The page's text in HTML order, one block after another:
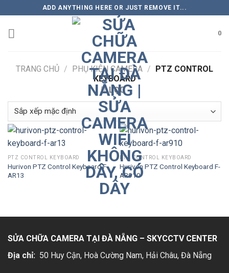
to
content
ADD ANYTHING HERE OR JUST REMOVE IT...
0
TRANG CHỦ / PHỤ KIỆN CAMERA / PTZ CONTROL
KEYBOARD
LỌC
PTZ CONTROL KEYBOARD
Hurivon PTZ Control Keyboard F-
AR13
PTZ CONTROL KEYBOARD
Hurivon PTZ Control Keyboard F-
AR910
SỬA CHỮA CAMERA TẠI ĐÀ NẴNG – SKYCCTV CENTER
Địa chỉ: 50 Huy Cận, Hoà Cường Nam, Hải Châu, Đà Nẵng